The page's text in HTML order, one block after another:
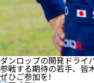
ダンロップの開発ドライ
参戦する期待の若手、皆
ぜひご参加を!